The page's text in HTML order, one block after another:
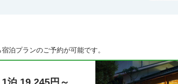
泊プランのご予約が可能です。